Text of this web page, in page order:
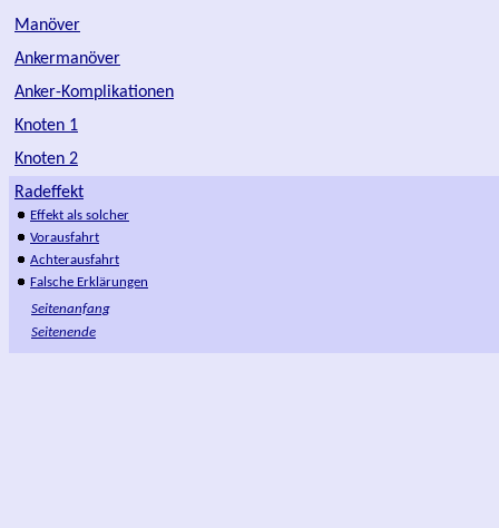
Manöver
Ankermanöver
Anker-Komplikationen
Knoten 1
Knoten 2
Radeffekt
Effekt als solcher
Vorausfahrt
Achterausfahrt
Falsche Erklärungen
Seitenanfang
Seitenende